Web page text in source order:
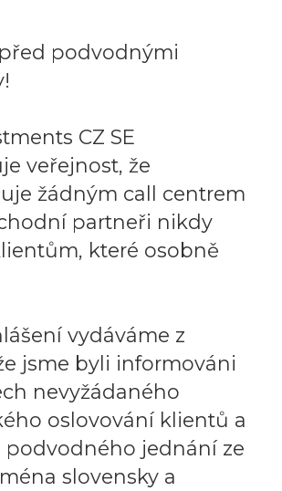
podvodnými
CZ SE
veřejnost, že
žádným call centrem
partneři nikdy
které osobně
vydáváme z
jsme byli informováni
nevyžádaného
oslovování klientů a
podvodného jednání ze
slovensky a